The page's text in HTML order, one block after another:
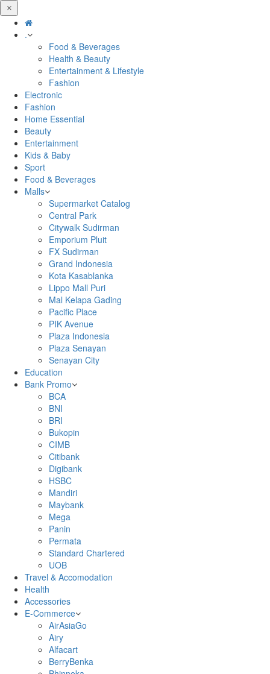
.
Food & Beverages
Health & Beauty
Entertainment & Lifestyle
Fashion
Electronic
Fashion
Home Essential
Beauty
Entertainment
Kids & Baby
Sport
Food & Beverages
Malls
Supermarket Catalog
Central Park
Citywalk Sudirman
Emporium Pluit
FX Sudirman
Grand Indonesia
Kota Kasablanka
Lippo Mall Puri
Mal Kelapa Gading
Pacific Place
PIK Avenue
Plaza Indonesia
Plaza Senayan
Senayan City
Education
Bank Promo
BCA
BNI
BRI
Bukopin
CIMB
Citibank
Digibank
HSBC
Mandiri
Maybank
Mega
Panin
Permata
Standard Chartered
UOB
Travel & Accomodation
Health
Accessories
E-Commerce
AirAsiaGo
Airy
Alfacart
BerryBenka